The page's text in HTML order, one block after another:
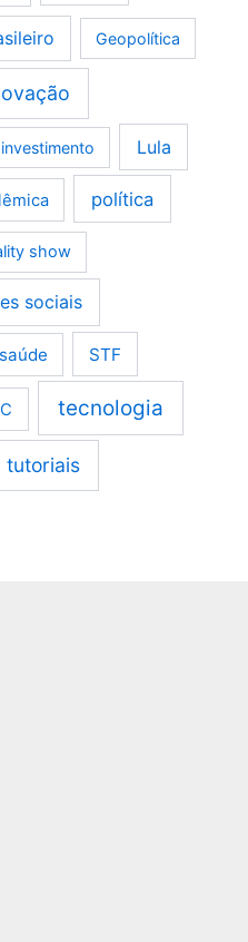
Geopolítica
investimento Lula
política
show
sociais
saúde STF
tecnologia
tutoriais